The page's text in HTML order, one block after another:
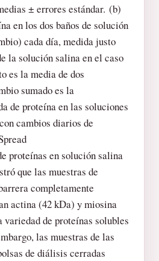
± errores estándar. (b)
en los dos baños de solución
cada día, medida justo
la solución salina en el caso
es la media de dos
sumado es la
de proteína en las soluciones
cambios diarios de
proteínas en solución salina
que las muestras de
completamente
actina (42 kDa) y miosina
variedad de proteínas solubles
las muestras de las
de diálisis cerradas